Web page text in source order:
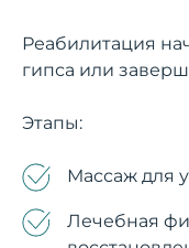
Реабилитация
гипса или
Этапы:
Массаж для
Лечебная